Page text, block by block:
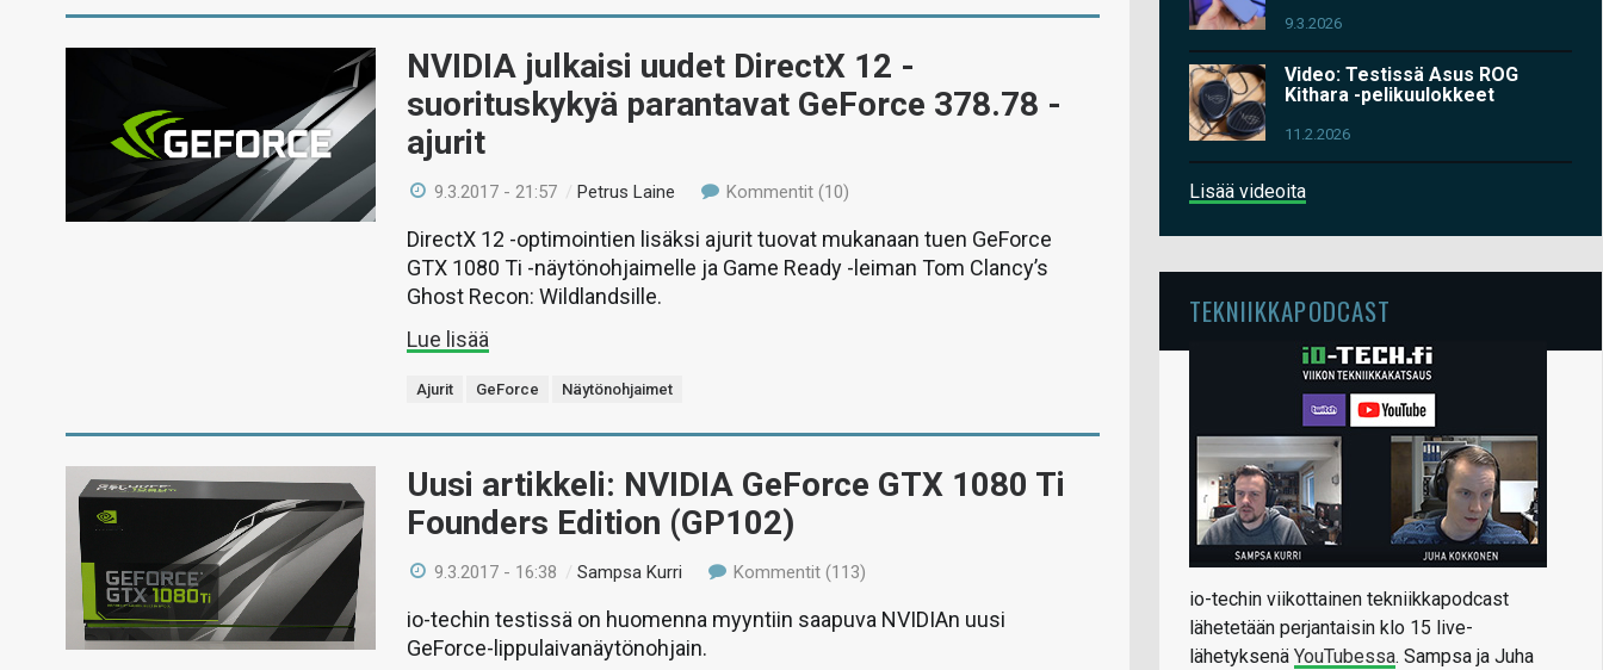
NVIDIA julkaisi uudet DirectX 12 -
suorituskykyä parantavat GeForce 378.78 -
ajurit
9.3.2017 - 21:57 /Petrus Laine Kommentit (10)
DirectX 12 -optimointien lisäksi ajurit tuovat mukanaan tuen GeForce
GTX 1080 Ti -näytönohjaimelle ja Game Ready -leiman Tom Clancy’s
Ghost Recon: Wildlandsille.
Lue lisää
Ajurit GeForce Näytönohjaimet
Uusi artikkeli: NVIDIA GeForce GTX 1080 Ti
Founders Edition (GP102)
9.3.2017 - 16:38 /Sampsa Kurri Kommentit (113)
io-techin testissä on huomenna myyntiin saapuva NVIDIAn uusi
GeForce-lippulaivanäytönohjain.
9.3.2026
Video: Testissä Asus ROG
Kithara -pelikuulokkeet
11.2.2026
Lisää videoita
TEKNIIKKAPODCAST
io-techin viikottainen tekniikkapodcast
lähetetään perjantaisin klo 15 live-
lähetyksenä YouTubessa. Sampsa ja Juha